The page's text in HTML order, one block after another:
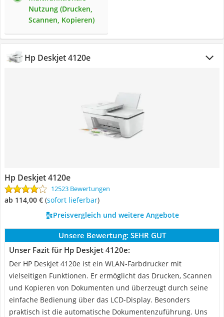
Nutzung (Drucken,
Scannen, Kopieren)
Hp Deskjet 4120e
Hp Deskjet 4120e
12523 Bewertungen
ab 114,00 € ( Sofort lieferbar)
Preisvergleich und weitere Angebote
Unsere Bewertung: SEHR GUT
Unser Fazit für Hp Deskjet 4120e:
Der HP DeskJet 4120e ist ein WLAN-Farbdrucker mit
vielseitigen Funktionen. Er ermöglicht das Drucken, Scannen
und Kopieren von Dokumenten und überzeugt durch seine
einfache Bedienung über das LCD-Display. Besonders
praktisch ist die automatische Dokumentenzuführung. Uns